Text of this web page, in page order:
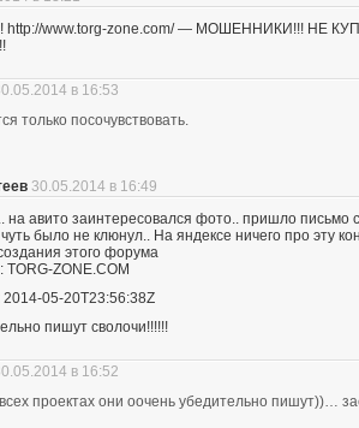
www.torg-zone.com/ — МОШЕННИКИ!!! НЕ
в 16:53
только посочувствовать.
30.05.2014 в 16:49
на авито заинтересовался фото.. пришло
было не клюнул.. На яндексе ничего про
этого форума
TORG-ZONE.COM
05-20T23:56:38Z
пишут сволочи!!!!!!
в 16:52
проектах они оочень убедительно пишут))…